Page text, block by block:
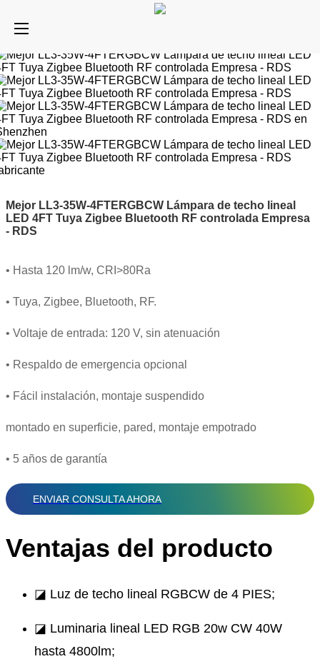
Mejor LL3-35W-4FTERGBCW Lámpara de techo lineal
LED 4FT Tuya Zigbee Bluetooth RF controlada Empresa
- RDS
• Hasta 120 lm/w, CRI>80Ra
• Tuya, Zigbee, Bluetooth, RF.
• Voltaje de entrada: 120 V, sin atenuación
• Respaldo de emergencia opcional
• Fácil instalación, montaje suspendido
montado en superficie, pared, montaje empotrado
• 5 años de garantía
ENVIAR CONSULTA AHORA
Ventajas del producto
◪ Luz de techo lineal RGBCW de 4 PIES;
◪ Luminaria lineal LED RGB 20w CW 40W
hasta 4800lm;